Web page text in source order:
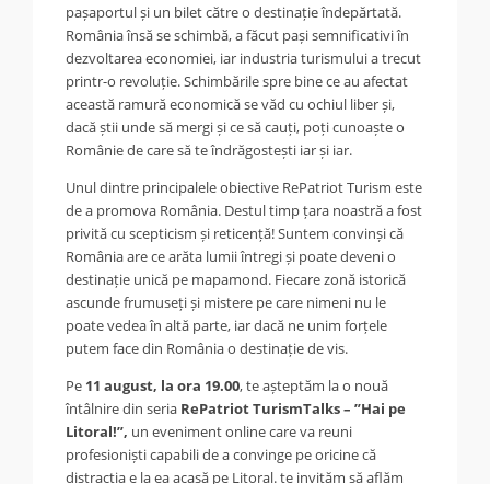
pașaportul și un bilet către o destinație îndepărtată.
România însă se schimbă, a făcut pași semnificativi în
dezvoltarea economiei, iar industria turismului a trecut
printr-o revoluție. Schimbările spre bine ce au afectat
această ramură economică se văd cu ochiul liber și,
dacă știi unde să mergi și ce să cauți, poți cunoaște o
Românie de care să te îndrăgostești iar și iar.
Unul dintre principalele obiective RePatriot Turism este
de a promova România. Destul timp țara noastră a fost
privită cu scepticism și reticență! Suntem convinși că
România are ce arăta lumii întregi și poate deveni o
destinație unică pe mapamond. Fiecare zonă istorică
ascunde frumuseți și mistere pe care nimeni nu le
poate vedea în altă parte, iar dacă ne unim forțele
putem face din România o destinație de vis.
Pe 11 august, la ora 19.00, te așteptăm la o nouă
întâlnire din seria RePatriot TurismTalks – ”Hai pe
Litoral!”, un eveniment online care va reuni
profesioniști capabili de a convinge pe oricine că
distracția e la ea acasă pe Litoral. te invităm să aflăm